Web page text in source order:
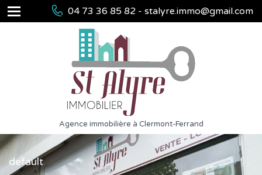
04 73 36 85 82 - stalyre.immo@gmail.com
Agence immobilière à Clermont-Ferrand
default